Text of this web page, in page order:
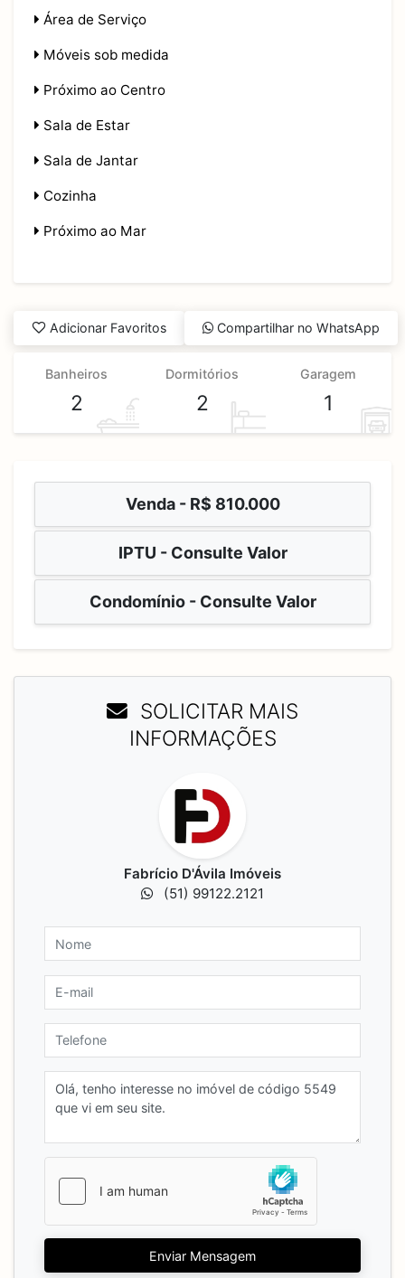
Área de Serviço
Móveis sob medida
Próximo ao Centro
Sala de Estar
Sala de Jantar
Cozinha
Próximo ao Mar
Adicionar Favoritos Compartilhar no WhatsApp
Banheiros
2
Dormitórios
2
Garagem
1
Venda - R$ 810.000
IPTU - Consulte Valor
Condomínio - Consulte Valor
SOLICITAR MAIS
INFORMAÇÕES
Fabrício D'Ávila Imóveis
(51) 99122.2121
Enviar Mensagem